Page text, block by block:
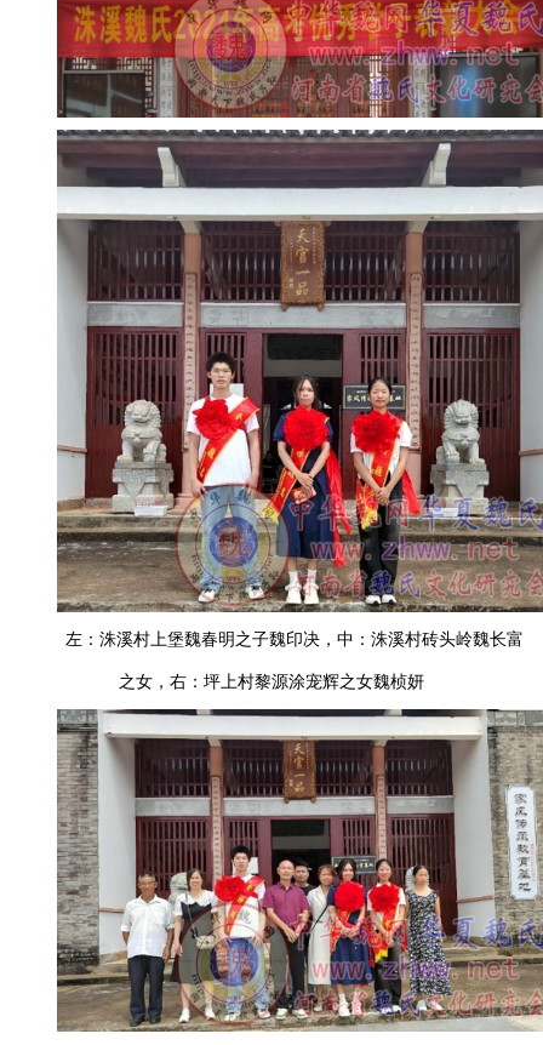
左： 洙溪村上堡魏春明之子魏印决，中： 洙溪村砖头岭魏长富
之女，右： 坪上村黎源涂宠辉之女魏桢妍